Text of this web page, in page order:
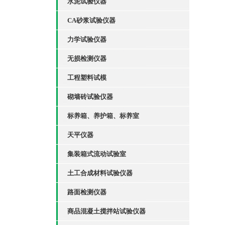
CA砂浆试验仪器
力学试验仪器
无损检测仪器
工程塑料试模
砌墙砖试验仪器
标养箱、养护箱、标养室
天平仪器
集装箱式流动试验室
土工合成材料试验仪器
路面检测仪器
商品混凝土搅拌站试验仪器